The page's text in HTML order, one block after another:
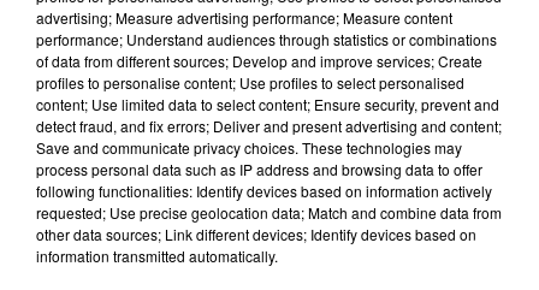
Lecture (2 min 29 sec)
100%
100% Radio les infos du Tarn et Garonne
advertising; Measure advertising performance; Measure content
performance; Understand audiences through statistics or combinations
of data from different sources; Develop and improve services; Create
profiles to personalise content; Use profiles to select personalised
content; Use limited data to select content; Ensure security, prevent and
detect fraud, and fix errors; Deliver and present advertising and content;
Save and communicate privacy choices. These technologies may
process personal data such as IP address and browsing data to offer
following functionalities: Identify devices based on information actively
requested; Use precise geolocation data; Match and combine data from
other data sources; Link different devices; Identify devices based on
information transmitted automatically.